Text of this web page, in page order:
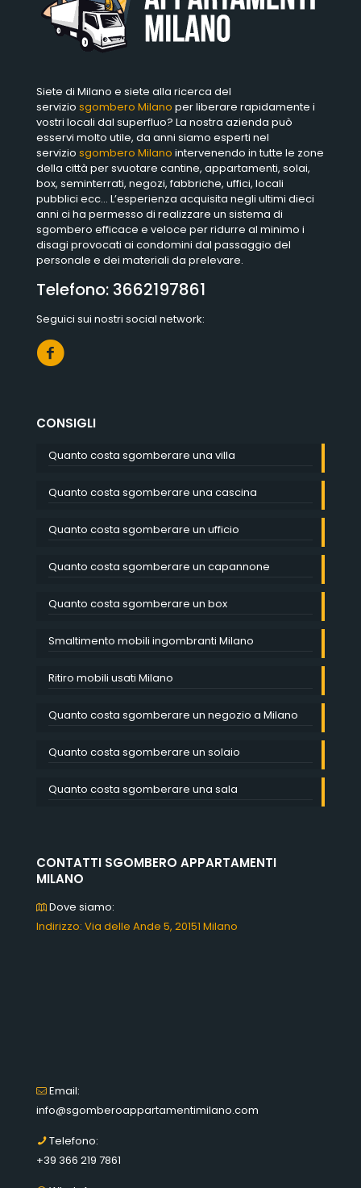
Siete di Milano e siete alla ricerca del
servizio sgombero Milano per liberare rapidamente i
vostri locali dal superfluo? La nostra azienda può
esservi molto utile, da anni siamo esperti nel
servizio sgombero Milano intervenendo in tutte le zone
della città per svuotare cantine, appartamenti, solai,
box, seminterrati, negozi, fabbriche, uffici, locali
pubblici ecc… L’esperienza acquisita negli ultimi dieci
anni ci ha permesso di realizzare un sistema di
sgombero efficace e veloce per ridurre al minimo i
disagi provocati ai condomini dal passaggio del
personale e dei materiali da prelevare.
Telefono: 3662197861
Seguici sui nostri social network:
CONSIGLI
Quanto costa sgomberare una villa
Quanto costa sgomberare una cascina
Quanto costa sgomberare un ufficio
Quanto costa sgomberare un capannone
Quanto costa sgomberare un box
Smaltimento mobili ingombranti Milano
Ritiro mobili usati Milano
Quanto costa sgomberare un negozio a Milano
Quanto costa sgomberare un solaio
Quanto costa sgomberare una sala
CONTATTI SGOMBERO APPARTAMENTI
MILANO
Dove siamo:
Indirizzo: Via delle Ande 5, 20151 Milano
Email:
info@sgomberoappartamentimilano.com
Telefono:
+39 366 219 7861